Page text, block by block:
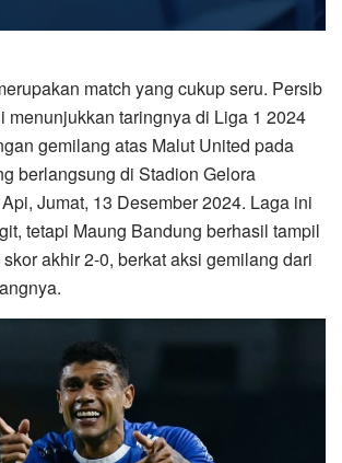
match yang cukup seru. Persib
menunjukkan taringnya di Liga 1 2024
gemilang atas Malut United pada
berlangsung di Stadion Gelora
Jumat, 13 Desember 2024. Laga ini
tetapi Maung Bandung berhasil tampil
akhir 2-0, berkat aksi gemilang dari